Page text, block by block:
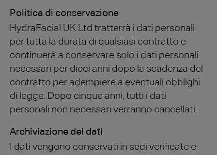
Politica di conservazione
HydraFacial UK Ltd tratterrà i dati personali
per tutta la durata di qualsiasi contratto e
continuerà a conservare solo i dati personali
necessari per dieci anni dopo la scadenza del
contratto per adempiere a eventuali obblighi
di legge. Dopo cinque anni, tutti i dati
personali non necessari verranno cancellati.
Archiviazione dei dati
I dati vengono conservati in sedi verificate e